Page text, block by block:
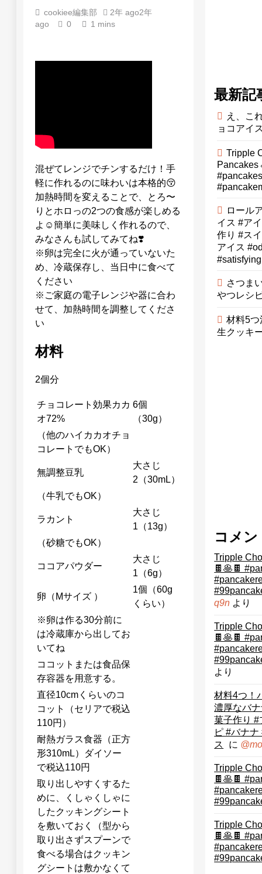
cookiee編集部 2年 ago2年
ago
0 1 mins
混ぜてレンジでチンするだけ！手
軽に作れるのに味わいは本格的😚
加熱時間を変えることで、とろ〜
りとホロっの2つの食感が楽しめる
よ☺️簡単に美味しく作れるので、
みなさんも試してみてね❣️
※卵は完全に火が通っていないた
め、冷蔵保存し、当日中に食べて
ください
※ご家庭の電子レンジや器に合わ
せて、加熱時間を調整してくださ
い
材料
2個分
チョコレート効果カカ
オ72%
6個
（30g）
（他のハイカカオチョ
コレートでもOK）
無調整豆乳
大さじ
2（30mL）
（牛乳でもOK）
ラカント
大さじ
1（13g）
（砂糖でもOK）
ココアパウダー
大さじ
1（6g）
卵（Mサイズ ）
1個（60g
くらい）
※卵は作る30分前に
は冷蔵庫から出してお
いてね
ココットまたは食品保
存容器を用意する。
直径10cmくらいのコ
コット（セリアで税込
110円）
耐熱ガラス食器（正方
形310mL）ダイソー
で税込110円
取り出しやすくするた
めに、くしゃくしゃに
したクッキングシート
を敷いておく（型から
取り出さずスプーンで
食べる場合はクッキン
グシートは敷かなくて
最新記
え、こ
ョコアイ
Tripple
Pancakes
ロール
イス #ア
作り #ス
アイス
#satisfying⁠
さつま
やつレシ
材料5
生クッキ
コメン
Tripple
🍫🥞🍫
q9n より
Tripple
🍫🥞🍫
より
材料4つ！
濃厚なバ
菓子作り #
ピ #バナ
ス
に
Tripple
🍫🥞🍫
Tripple
🍫🥞🍫